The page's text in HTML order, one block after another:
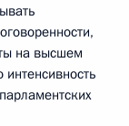
на высшем